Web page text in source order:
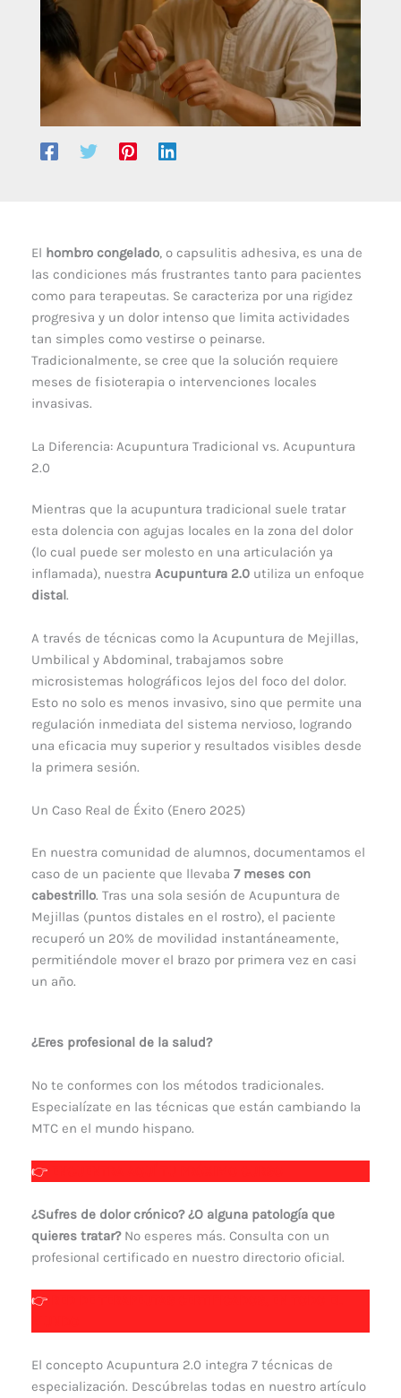
El hombro congelado, o capsulitis adhesiva, es una de
las condiciones más frustrantes tanto para pacientes
como para terapeutas. Se caracteriza por una rigidez
progresiva y un dolor intenso que limita actividades
tan simples como vestirse o peinarse.
Tradicionalmente, se cree que la solución requiere
meses de fisioterapia o intervenciones locales
invasivas.
La Diferencia: Acupuntura Tradicional vs. Acupuntura
2.0
Mientras que la acupuntura tradicional suele tratar
esta dolencia con agujas locales en la zona del dolor
(lo cual puede ser molesto en una articulación ya
inflamada), nuestra Acupuntura 2.0 utiliza un enfoque
distal.
A través de técnicas como la Acupuntura de Mejillas,
Umbilical y Abdominal, trabajamos sobre
microsistemas holográficos lejos del foco del dolor.
Esto no solo es menos invasivo, sino que permite una
regulación inmediata del sistema nervioso, logrando
una eficacia muy superior y resultados visibles desde
la primera sesión.
Un Caso Real de Éxito (Enero 2025)
En nuestra comunidad de alumnos, documentamos el
caso de un paciente que llevaba 7 meses con
cabestrillo. Tras una sola sesión de Acupuntura de
Mejillas (puntos distales en el rostro), el paciente
recuperó un 20% de movilidad instantáneamente,
permitiéndole mover el brazo por primera vez en casi
un año.
¿Eres profesional de la salud?
No te conformes con los métodos tradicionales.
Especialízate en las técnicas que están cambiando la
MTC en el mundo hispano.
👉
¿Sufres de dolor crónico? ¿O alguna patología que
quieres tratar?No esperes más. Consulta con un
profesional certificado en nuestro directorio oficial.
👉
El concepto Acupuntura 2.0 integra 7 técnicas de
especialización. Descúbrelas todas en nuestro artículo